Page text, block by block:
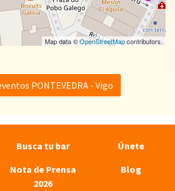
Map data ©OpenStreetMapcontributors.
PONTEVEDRA - Vigo
Busca tu bar
Únete
Nota de Prensa
2026
Blog